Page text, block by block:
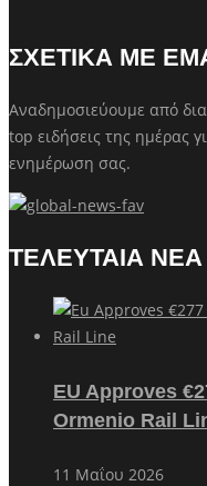
ΣΧΕΤΙΚΑ ΜΕ
Αναδημοσιεύουμε από
top ειδήσεις της ημέρας
ενημέρωση σας.
ΤΕΛΕΥΤΑΙΑ ΝΕΑ
EU Approves
Ormenio Rail
11 Μαΐου 2026